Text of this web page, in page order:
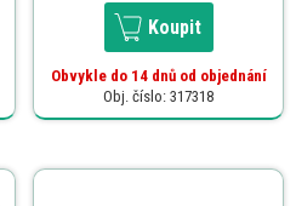
Koupit
Obvykle do 14 dnů od objednání
Obj. číslo: 317318